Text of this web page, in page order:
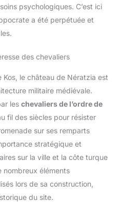
psychologiques. C’est ici
a été perpétuée et
des chevaliers
Kos, le château de Nératzia est
militaire médiévale.
les chevaliers de l’ordre de
fil des siècles pour résister
sur ses remparts
stratégique et
sur la ville et la côte turque
nombreux éléments
lors de sa construction,
du site.